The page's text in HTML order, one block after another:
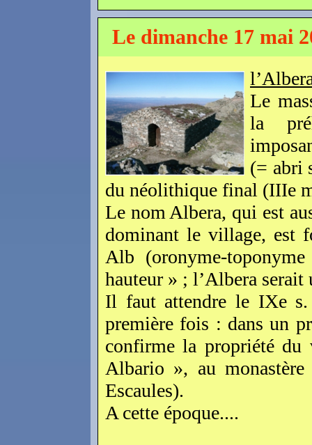
Le dimanche 17 mai
Le
la
(= abri
du néolithique final (IIIe
Le nom Albera, qui est
dominant le village, est
Alb (oronyme-
hauteur » ; l’Albera serait
Il faut attendre le IXe
première fois : dans un
confirme la propriété
Albario », au
Escaules).
A cette époque....